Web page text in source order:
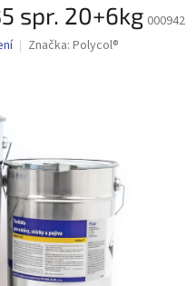
spr. 20+6kg 000942
Značka: Polycol®